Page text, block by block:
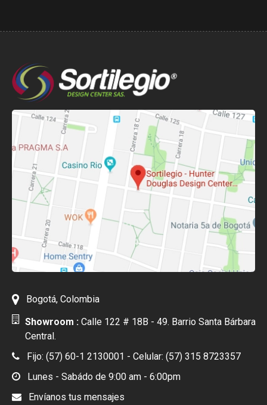
Bogotá, Colombia
Showroom : Calle 122 # 18B - 49. Barrio Santa Bárbara
Central.
Fijo: (57) 60-1 2130001 - Celular: (57) 315 8723357
Lunes - Sabádo de 9:00 am - 6:00pm
Envíanos tus mensajes